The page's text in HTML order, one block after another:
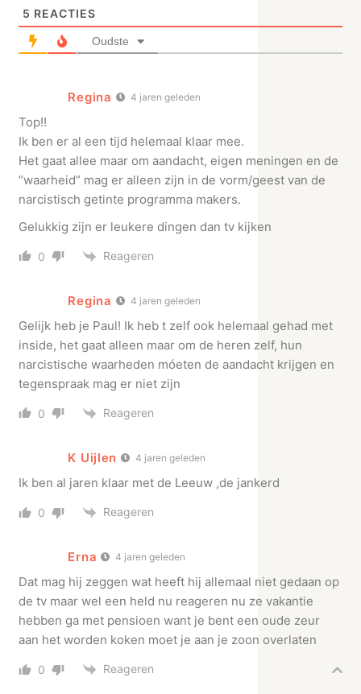
5 REACTIES
Oudste
Regina 4 jaren geleden
Top!!
Ik ben er al een tijd helemaal klaar mee.
Het gaat allee maar om aandacht, eigen meningen en de
“waarheid” mag er alleen zijn in de vorm/geest van de
narcistisch getinte programma makers.
Gelukkig zijn er leukere dingen dan tv kijken
0 Reageren
Regina 4 jaren geleden
Gelijk heb je Paul! Ik heb t zelf ook helemaal gehad met
inside, het gaat alleen maar om de heren zelf, hun
narcistische waarheden móeten de aandacht krijgen en
tegenspraak mag er niet zijn
0 Reageren
K Uijlen 4 jaren geleden
Ik ben al jaren klaar met de Leeuw ,de jankerd
0 Reageren
Erna 4 jaren geleden
Dat mag hij zeggen wat heeft hij allemaal niet gedaan op
de tv maar wel een held nu reageren nu ze vakantie
hebben ga met pensioen want je bent een oude zeur
aan het worden koken moet je aan je zoon overlaten
0 Reageren